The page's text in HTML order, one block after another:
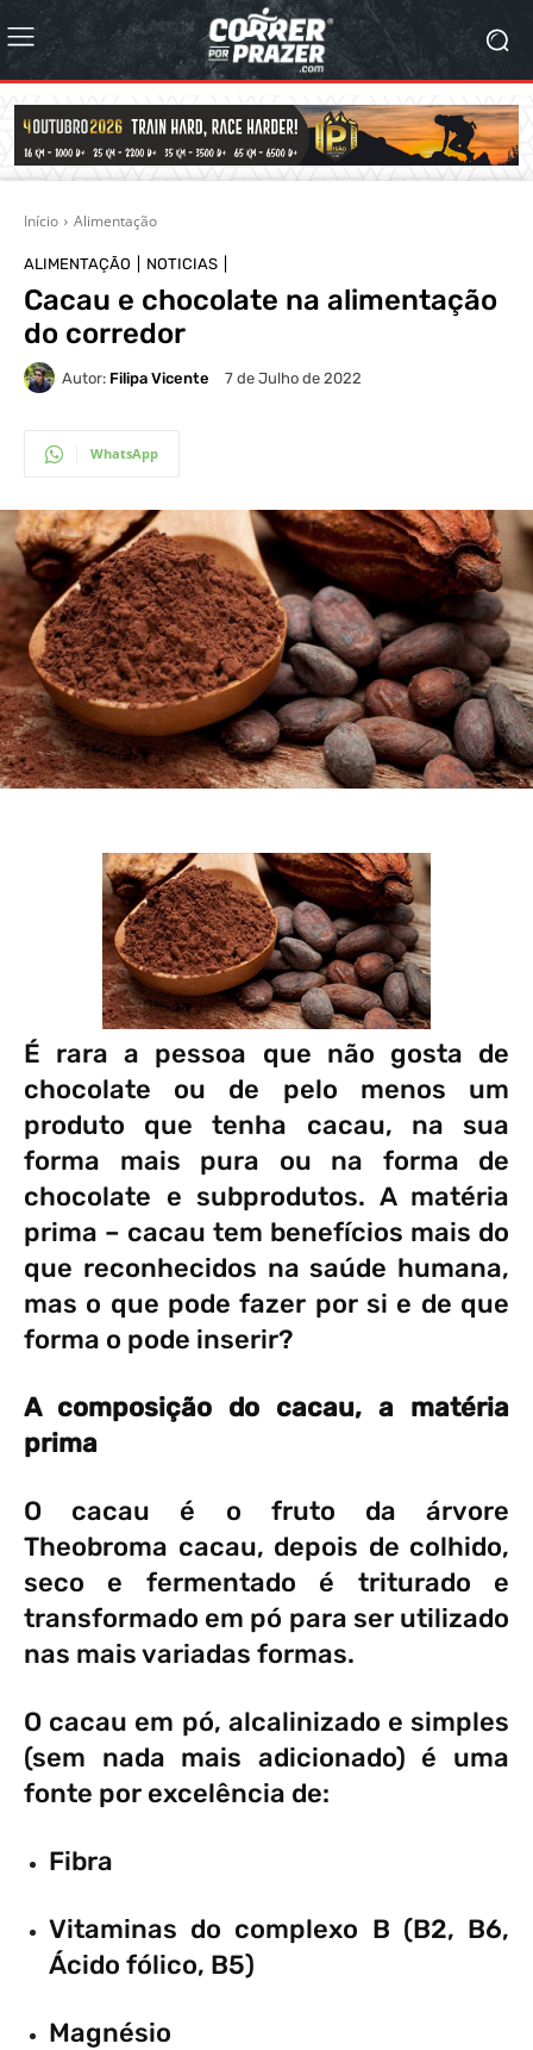
Início Alimentação
ALIMENTAÇÃO NOTICIAS
Cacau e chocolate na alimentação
do corredor
Autor: Filipa Vicente 7 de Julho de 2022
WhatsApp
É rara a pessoa que não gosta de
chocolate ou de pelo menos um
produto que tenha cacau, na sua
forma mais pura ou na forma de
chocolate e subprodutos. A matéria
prima – cacau tem benefícios mais do
que reconhecidos na saúde humana,
mas o que pode fazer por si e de que
forma o pode inserir?
A composição do cacau, a matéria
prima
O cacau é o fruto da árvore
Theobroma cacau, depois de colhido,
seco e fermentado é triturado e
transformado em pó para ser utilizado
nas mais variadas formas.
O cacau em pó, alcalinizado e simples
(sem nada mais adicionado) é uma
fonte por excelência de:
Fibra
Vitaminas do complexo B (B2, B6,
Ácido fólico, B5)
Magnésio